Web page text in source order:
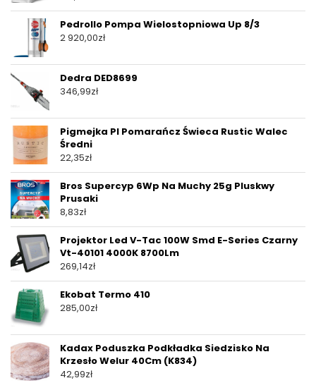
Pedrollo Pompa Wielostopniowa Up 8/3
2 920,00zł
Dedra DED8699
346,99zł
Pigmejka Pl Pomarańcz Świeca Rustic Walec
Średni
22,35zł
Bros Supercyp 6Wp Na Muchy 25g Pluskwy
Prusaki
8,83zł
Projektor Led V-Tac 100W Smd E-Series Czarny
Vt-40101 4000K 8700Lm
269,14zł
Ekobat Termo 410
285,00zł
Kadax Poduszka Podkładka Siedzisko Na
Krzesło Welur 40Cm (K834)
42,99zł